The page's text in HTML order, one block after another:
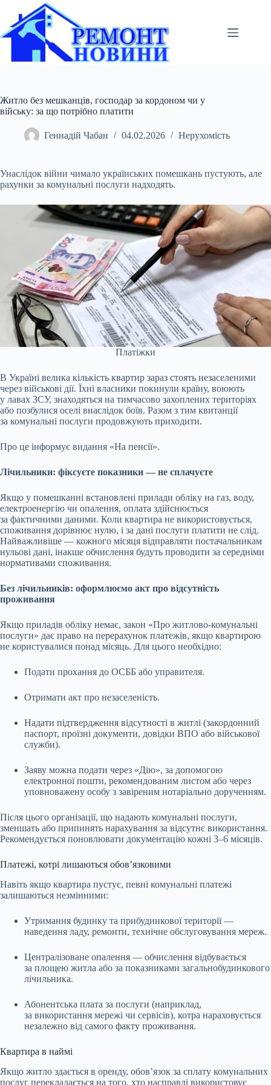
вмісту
Житло без мешканців, господар за кордоном чи у
війську: за що потрібно платити
Геннадій Чабан 04.02.2026 Нерухомість
Унаслідок війни чимало українських помешкань пустують, але
рахунки за комунальні послуги надходять.
Платіжки
В Україні велика кількість квартир зараз стоять незаселеними
через військові дії. Їхні власники покинули країну, воюють
у лавах ЗСУ, знаходяться на тимчасово захоплених територіях
або позбулися оселі внаслідок боїв. Разом з тим квитанції
за комунальні послуги продовжують приходити.
Про це інформує видання «На пенсії».
Лічильники: фіксуєте показники — не сплачуєте
Якщо у помешканні встановлені прилади обліку на газ, воду,
електроенергію чи опалення, оплата здійснюється
за фактичними даними. Коли квартира не використовується,
споживання дорівнює нулю, і за дані послуги платити не слід.
Найважливіше — кожного місяця відправляти постачальникам
нульові дані, інакше обчислення будуть проводити за середніми
нормативами споживання.
Без лічильників: оформлюємо акт про відсутність
проживання
Якщо приладів обліку немає, закон «Про житлово-комунальні
послуги» дає право на перерахунок платежів, якщо квартирою
не користувалися понад місяць. Для цього необхідно:
Подати прохання до ОСББ або управителя.
Отримати акт про незаселеність.
Надати підтвердження відсутності в житлі (закордонний
паспорт, проїзні документи, довідки ВПО або військової
служби).
Заяву можна подати через «Дію», за допомогою
електронної пошти, рекомендованим листом або через
уповноважену особу з завіреним нотаріально дорученням.
Після цього організації, що надають комунальні послуги,
зменшать або припинять нарахування за відсутнє використання.
Рекомендується поновлювати документацію кожні 3–6 місяців.
Платежі, котрі лишаються обов’язковими
Навіть якщо квартира пустує, певні комунальні платежі
залишаються незмінними:
Утримання будинку та прибудинкової території —
наведення ладу, ремонти, технічне обслуговування мереж.
Централізоване опалення — обчислення відбувається
за площею житла або за показниками загальнобудинкового
лічильника.
Абонентська плата за послуги (наприклад,
за використання мережі чи сервісів), котра нараховується
незалежно від самого факту проживання.
Квартира в наймі
Якщо житло здається в оренду, обов’язок за сплату комунальних
послуг перекладається на того, хто насправді використовує